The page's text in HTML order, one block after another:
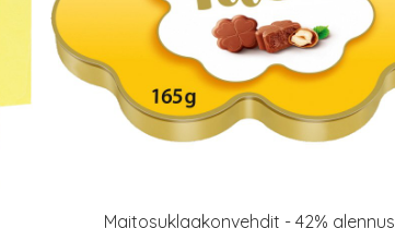
Maitosuklaakonvehdit - 42% alennus